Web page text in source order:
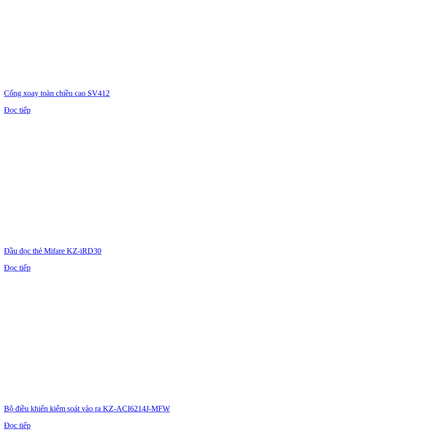
Cổng xoay toàn chiều cao SV412
Đọc tiếp
Đầu đọc thẻ Mifare KZ-iRD30
Đọc tiếp
Bộ điều khiển kiểm soát vào ra KZ-ACI6214J-MFW
Đọc tiếp